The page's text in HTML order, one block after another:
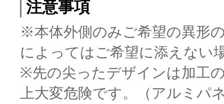
注意事項
※本体外側のみご希望の異形
によってはご希望に添えない
※先の尖ったデザインは加工
上大変危険です。（アルミパ